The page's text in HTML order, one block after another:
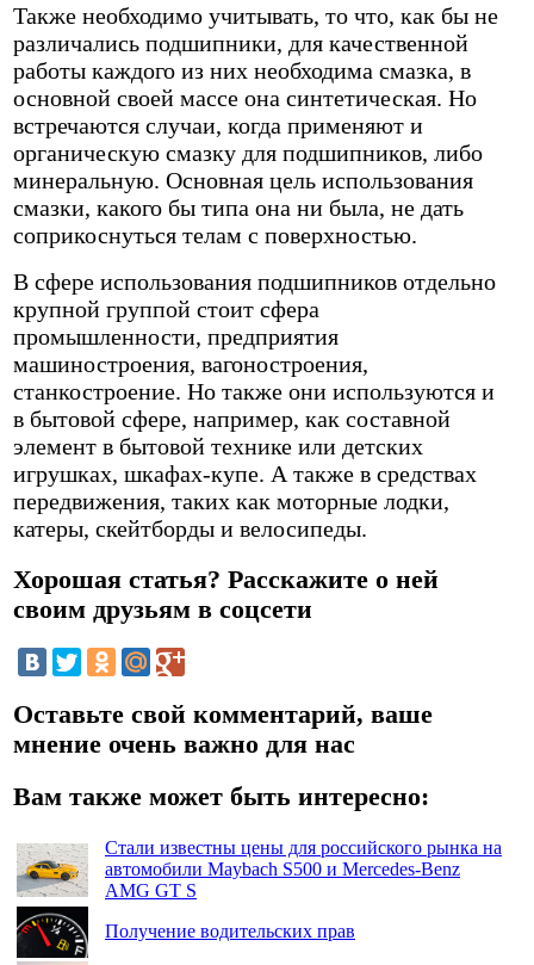
Также необходимо учитывать, то что, как бы не
различались подшипники, для качественной
работы каждого из них необходима смазка, в
основной своей массе она синтетическая. Но
встречаются случаи, когда применяют и
органическую смазку для подшипников, либо
минеральную. Основная цель использования
смазки, какого бы типа она ни была, не дать
соприкоснуться телам с поверхностью.
В сфере использования подшипников отдельно
крупной группой стоит сфера
промышленности, предприятия
машиностроения, вагоностроения,
станкостроение. Но также они используются и
в бытовой сфере, например, как составной
элемент в бытовой технике или детских
игрушках, шкафах-купе. А также в средствах
передвижения, таких как моторные лодки,
катеры, скейтборды и велосипеды.
Хорошая статья? Расскажите о ней
своим друзьям в соцсети
Оставьте свой комментарий, ваше
мнение очень важно для нас
Вам также может быть интересно:
Стали известны цены для российского рынка на
автомобили Maybach S500 и Mercedes-Benz
AMG GT S
Получение водительских прав